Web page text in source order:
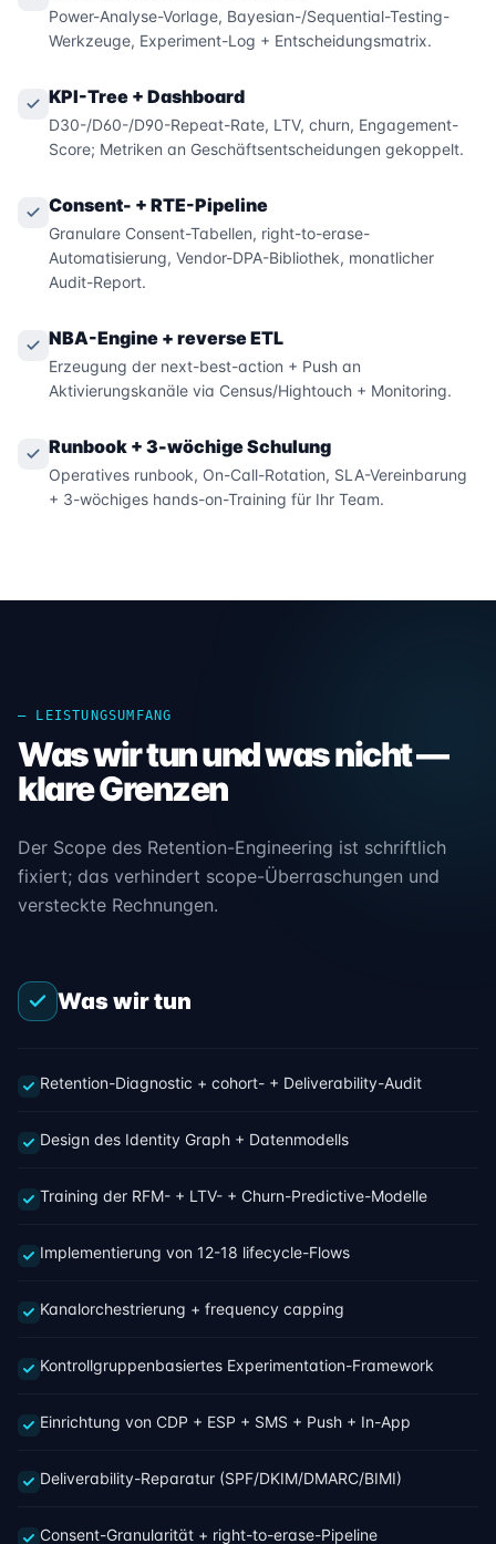
Power-Analyse-Vorlage, Bayesian-/Sequential-Testing-
Werkzeuge, Experiment-Log + Entscheidungsmatrix.
KPI-Tree + Dashboard
D30-/D60-/D90-Repeat-Rate, LTV, churn, Engagement-
Score; Metriken an Geschäftsentscheidungen gekoppelt.
Consent- + RTE-Pipeline
Granulare Consent-Tabellen, right-to-erase-
Automatisierung, Vendor-DPA-Bibliothek, monatlicher
Audit-Report.
NBA-Engine + reverse ETL
Erzeugung der next-best-action + Push an
Aktivierungskanäle via Census/Hightouch + Monitoring.
Runbook + 3-wöchige Schulung
Operatives runbook, On-Call-Rotation, SLA-Vereinbarung
+ 3-wöchiges hands-on-Training für Ihr Team.
— LEISTUNGSUMFANG
Was wir tun und was nicht —
klare Grenzen
Der Scope des Retention-Engineering ist schriftlich
fixiert; das verhindert scope-Überraschungen und
versteckte Rechnungen.
Was wir tun
Retention-Diagnostic + cohort- + Deliverability-Audit
Design des Identity Graph + Datenmodells
Training der RFM- + LTV- + Churn-Predictive-Modelle
Implementierung von 12-18 lifecycle-Flows
Kanalorchestrierung + frequency capping
Kontrollgruppenbasiertes Experimentation-Framework
Einrichtung von CDP + ESP + SMS + Push + In-App
Deliverability-Reparatur (SPF/DKIM/DMARC/BIMI)
Consent-Granularität + right-to-erase-Pipeline